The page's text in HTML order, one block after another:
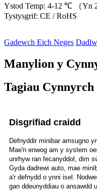
Ystod Temp: 4-12 ℃ （Yn
Tystysgrif: CE / RoHS
Gadewch Eich Neges
Manylion y
Tagiau Cynnyrch
Disgrifiad craidd
Defnyddir minibar amsugno
Mae'n enwog am y system
unrhyw ran fecanyddol, dim
Gyda dadrewi auto, mae
a'r defnydd o ynni isel.
gan ddeunyddiau o ansawdd